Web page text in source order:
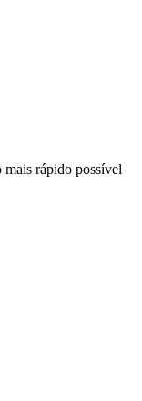
mais rápido possível